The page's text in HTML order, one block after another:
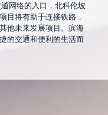
网络的入口，北科伦坡
目将有助于连接铁路，
他未来发展项目。滨海
的交通和便利的生活而